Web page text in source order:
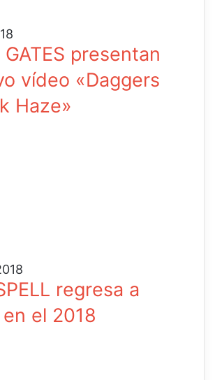
GATES presentan
vídeo «Daggers
Haze»
regresa a
el 2018